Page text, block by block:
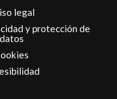
legal
y protección de
datos